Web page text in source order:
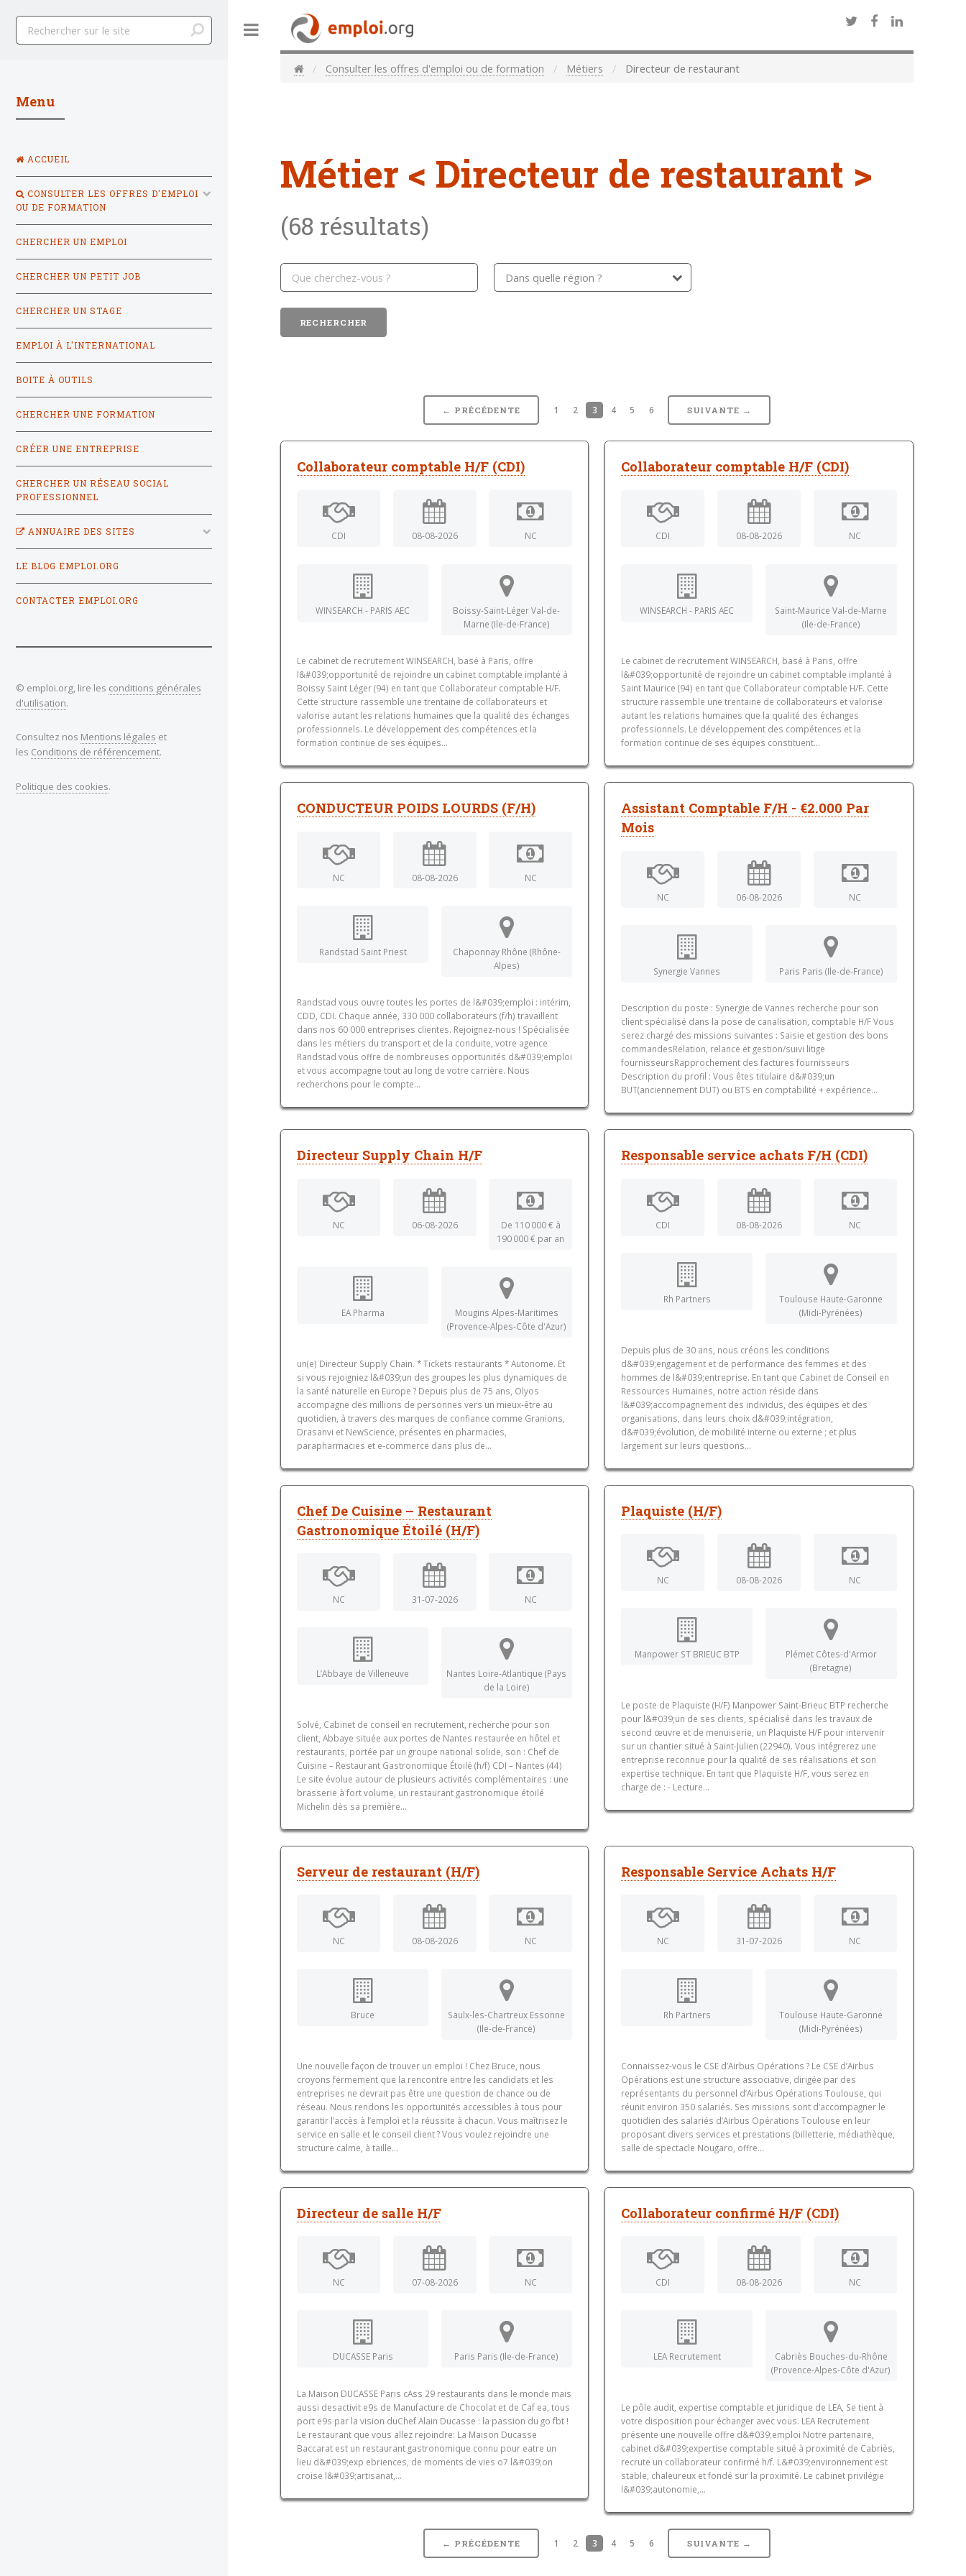
Consulter les offres d'emploi ou de formation Métiers Directeur de restaurant
Métier < Directeur de restaurant >
(68 résultats)
← PRÉCÉDENTE 1 2 3 4 5 6 SUIVANTE →
Collaborateur comptable H/F (CDI)
CDI 08-08-2026 NC
WINSEARCH - PARIS AEC
Boissy-Saint-Léger Val-de-
Marne (Ile-de-France)
Le cabinet de recrutement WINSEARCH, basé à Paris, offre
l&#039;opportunité de rejoindre un cabinet comptable implanté à
Boissy Saint Léger (94) en tant que Collaborateur comptable H/F.
Cette structure rassemble une trentaine de collaborateurs et
valorise autant les relations humaines que la qualité des échanges
professionnels. Le développement des compétences et la
formation continue de ses équipes...
Collaborateur comptable H/F (CDI)
CDI 08-08-2026 NC
WINSEARCH - PARIS AEC
Saint-Maurice Val-de-Marne
(Ile-de-France)
Le cabinet de recrutement WINSEARCH, basé à Paris, offre
l&#039;opportunité de rejoindre un cabinet comptable implanté à
Saint Maurice (94) en tant que Collaborateur comptable H/F. Cette
structure rassemble une trentaine de collaborateurs et valorise
autant les relations humaines que la qualité des échanges
professionnels. Le développement des compétences et la
formation continue de ses équipes constituent...
CONDUCTEUR POIDS LOURDS (F/H)
NC 08-08-2026 NC
Randstad Saint Priest
Chaponnay Rhône (Rhône-
Alpes)
Randstad vous ouvre toutes les portes de l&#039;emploi : intérim,
CDD, CDI. Chaque année, 330 000 collaborateurs (f/h) travaillent
dans nos 60 000 entreprises clientes. Rejoignez-nous ! Spécialisée
dans les métiers du transport et de la conduite, votre agence
Randstad vous offre de nombreuses opportunités d&#039;emploi
et vous accompagne tout au long de votre carrière. Nous
recherchons pour le compte...
Assistant Comptable F/H - €2.000 Par
Mois
NC 06-08-2026 NC
Synergie Vannes Paris Paris (Ile-de-France)
Description du poste : Synergie de Vannes recherche pour son
client spécialisé dans la pose de canalisation, comptable H/F Vous
serez chargé des missions suivantes : Saisie et gestion des bons
commandesRelation, relance et gestion/suivi litige
fournisseursRapprochement des factures fournisseurs
Description du profil : Vous êtes titulaire d&#039;un
BUT(anciennement DUT) ou BTS en comptabilité + expérience...
Directeur Supply Chain H/F
NC 06-08-2026
De 110 000 € à
190 000 € par an
EA Pharma
Mougins Alpes-Maritimes
(Provence-Alpes-Côte d'Azur)
un(e) Directeur Supply Chain. * Tickets restaurants * Autonome. Et
si vous rejoigniez l&#039;un des groupes les plus dynamiques de
la santé naturelle en Europe ? Depuis plus de 75 ans, Olyos
accompagne des millions de personnes vers un mieux‑être au
quotidien, à travers des marques de confiance comme Granions,
Drasanvi et NewScience, présentes en pharmacies,
parapharmacies et e‑commerce dans plus de...
Responsable service achats F/H (CDI)
CDI 08-08-2026 NC
Rh Partners
Toulouse Haute-Garonne
(Midi-Pyrénées)
Depuis plus de 30 ans, nous créons les conditions
d&#039;engagement et de performance des femmes et des
hommes de l&#039;entreprise. En tant que Cabinet de Conseil en
Ressources Humaines, notre action réside dans
l&#039;accompagnement des individus, des équipes et des
organisations, dans leurs choix d&#039;intégration,
d&#039;évolution, de mobilité interne ou externe ; et plus
largement sur leurs questions...
Chef De Cuisine – Restaurant
Gastronomique Étoilé (H/F)
NC 31-07-2026 NC
L’Abbaye de Villeneuve
Nantes Loire-Atlantique (Pays
de la Loire)
Solvé, Cabinet de conseil en recrutement, recherche pour son
client, Abbaye située aux portes de Nantes restaurée en hôtel et
restaurants, portée par un groupe national solide, son : Chef de
Cuisine – Restaurant Gastronomique Étoilé (h/f) CDI – Nantes (44)
Le site évolue autour de plusieurs activités complémentaires : une
brasserie à fort volume, un restaurant gastronomique étoilé
Michelin dès sa première...
Plaquiste (H/F)
NC 08-08-2026 NC
Manpower ST BRIEUC BTP
Plémet Côtes-d'Armor
(Bretagne)
Le poste de Plaquiste (H/F) Manpower Saint-Brieuc BTP recherche
pour l&#039;un de ses clients, spécialisé dans les travaux de
second œuvre et de menuiserie, un Plaquiste H/F pour intervenir
sur un chantier situé à Saint-Julien (22940). Vous intégrerez une
entreprise reconnue pour la qualité de ses réalisations et son
expertise technique. En tant que Plaquiste H/F, vous serez en
charge de : - Lecture...
Serveur de restaurant (H/F)
NC 08-08-2026 NC
Bruce
Saulx-les-Chartreux Essonne
(Ile-de-France)
Une nouvelle façon de trouver un emploi ! Chez Bruce, nous
croyons fermement que la rencontre entre les candidats et les
entreprises ne devrait pas être une question de chance ou de
réseau. Nous rendons les opportunités accessibles à tous pour
garantir l’accès à l’emploi et la réussite à chacun. Vous maîtrisez le
service en salle et le conseil client ? Vous voulez rejoindre une
structure calme, à taille...
Responsable Service Achats H/F
NC 31-07-2026 NC
Rh Partners
Toulouse Haute-Garonne
(Midi-Pyrénées)
Connaissez-vous le CSE d’Airbus Opérations ? Le CSE d’Airbus
Opérations est une structure associative, dirigée par des
représentants du personnel d’Airbus Opérations Toulouse, qui
réunit environ 350 salariés. Ses missions sont d’accompagner le
quotidien des salariés d’Airbus Opérations Toulouse en leur
proposant divers services et prestations (billetterie, médiathèque,
salle de spectacle Nougaro, offre...
Directeur de salle H/F
NC 07-08-2026 NC
DUCASSE Paris Paris Paris (Ile-de-France)
La Maison DUCASSE Paris cAss 29 restaurants dans le monde mais
aussi desactivit e9s de Manufacture de Chocolat et de Caf ea, tous
port e9s par la vision duChef Alain Ducasse : la passion du go fbt !
Le restaurant que vous allez rejoindre: La Maison Ducasse
Baccarat est un restaurant gastronomique connu pour eatre un
lieu d&#039;exp ebriences, de moments de vies o7 l&#039;on
croise l&#039;artisanat,...
Collaborateur confirmé H/F (CDI)
CDI 08-08-2026 NC
LEA Recrutement
Cabriès Bouches-du-Rhône
(Provence-Alpes-Côte d'Azur)
Le pôle audit, expertise comptable et juridique de LEA, Se tient à
votre disposition pour échanger avec vous. LEA Recrutement
présente une nouvelle offre d&#039;emploi Notre partenaire,
cabinet d&#039;expertise comptable situé à proximité de Cabriès,
recrute un collaborateur confirmé h/f. L&#039;environnement est
stable, chaleureux et fondé sur la proximité. Le cabinet privilégie
l&#039;autonomie,...
← PRÉCÉDENTE 1 2 3 4 5 6 SUIVANTE →
Menu
ACCUEIL
CONSULTER LES OFFRES D'EMPLOI
OU DE FORMATION
CHERCHER UN EMPLOI
CHERCHER UN PETIT JOB
CHERCHER UN STAGE
EMPLOI À L'INTERNATIONAL
BOITE À OUTILS
CHERCHER UNE FORMATION
CRÉER UNE ENTREPRISE
CHERCHER UN RÉSEAU SOCIAL
PROFESSIONNEL
ANNUAIRE DES SITES
LE BLOG EMPLOI.ORG
CONTACTER EMPLOI.ORG
© emploi.org, lire les conditions générales
d'utilisation.
Consultez nos Mentions légales et
les Conditions de référencement.
Politique des cookies.
Toggle